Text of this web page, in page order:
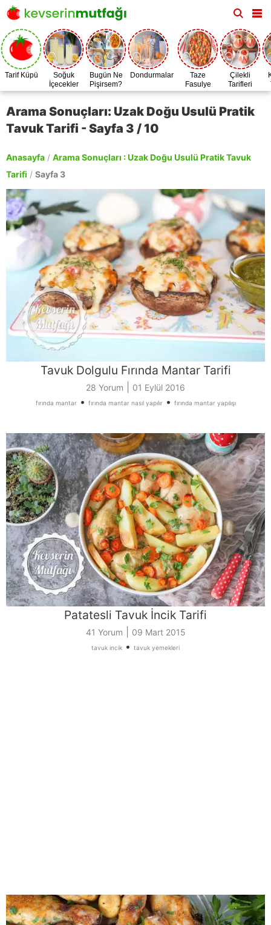
Tarif Küpü
Soğuk
İçecekler
Bugün Ne
Pişirsem?
Dondurmalar
Taze
Fasulye
Zamanı
Çilekli
Tarifleri
Arama Sonuçları: Uzak Doğu Usulü Pratik
Tavuk Tarifi - Sayfa 3 / 10
Anasayfa / Arama Sonuçları : Uzak Doğu Usulü Pratik Tavuk
Tarifi / Sayfa 3
Tavuk Dolgulu Fırında Mantar Tarifi
28 Yorum 01 Eylül 2016
fırında mantar• fırında mantar nasıl yapılır• fırında mantar yapılışı
Patatesli Tavuk İncik Tarifi
41 Yorum 09 Mart 2015
tavuk incik • tavuk yemekleri